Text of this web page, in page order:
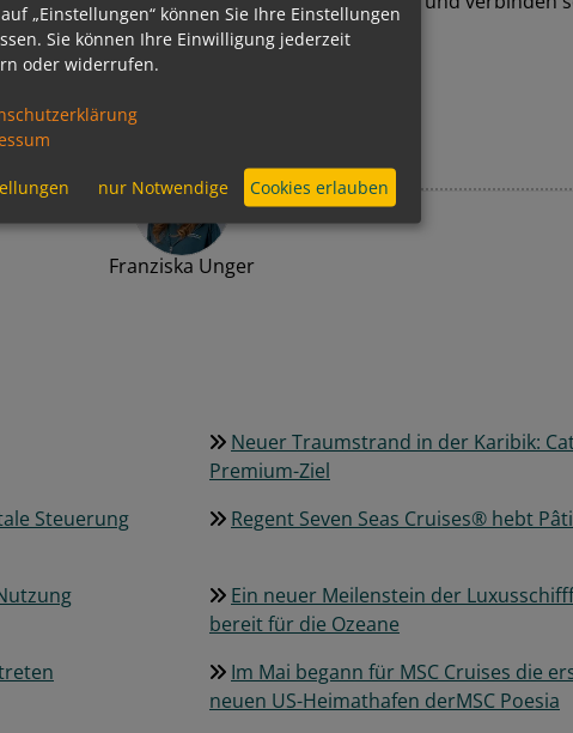
Franziska Unger
Neuer Traumstrand in der Karibik:
Premium-Ziel
Steuerung
Regent Seven Seas Cruises® hebt
Ein neuer Meilenstein der
bereit für die Ozeane
Im Mai begann für MSC Cruises die
neuen US-Heimathafen derMSC Poesia
„Einstellungen“ können Sie Ihre Einstellungen
Sie können Ihre Einwilligung jederzeit
oder widerrufen.
nur Notwendige Cookies erlauben